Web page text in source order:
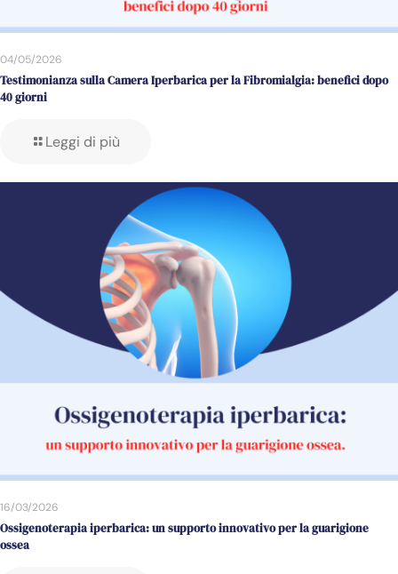
04/05/2026
Testimonianza sulla Camera Iperbarica per la Fibromialgia: benefici dopo
40 giorni
Leggi di più
16/03/2026
Ossigenoterapia iperbarica: un supporto innovativo per la guarigione
ossea